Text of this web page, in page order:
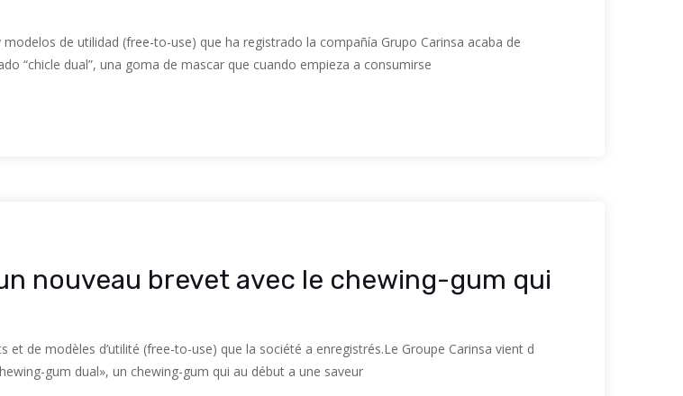
de utilidad (free-to-use) que ha registrado la compañía Grupo Carinsa acaba de
“chicle dual”, una goma de mascar que cuando empieza a consumirse
nouveau brevet avec le chewing-gum qui
et de modèles d’utilité (free-to-use) que la société a enregistrés.Le Groupe Carinsa vient d
gum dual», un chewing-gum qui au début a une saveur